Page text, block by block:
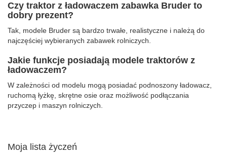
Czy traktor z ładowaczem zabawka Bruder to
dobry prezent?
Tak, modele Bruder są bardzo trwałe, realistyczne i należą do
najczęściej wybieranych zabawek rolniczych.
Jakie funkcje posiadają modele traktorów z
ładowaczem?
W zależności od modelu mogą posiadać podnoszony ładowacz,
ruchomą łyżkę, skrętne osie oraz możliwość podłączania
przyczep i maszyn rolniczych.
Moja lista życzeń